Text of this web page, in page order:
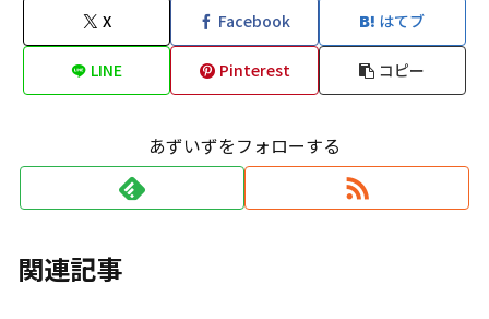
X Facebook はてブ
LINE Pinterest コピー
あずいずをフォローする
関連記事